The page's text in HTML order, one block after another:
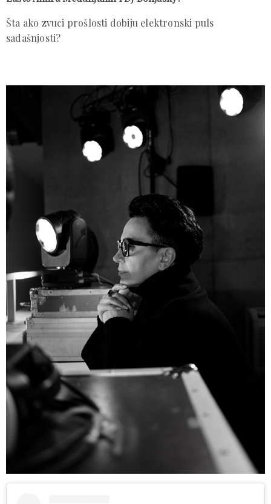
Šta ako zvuci prošlosti dobiju elektronski puls
sadašnjosti?